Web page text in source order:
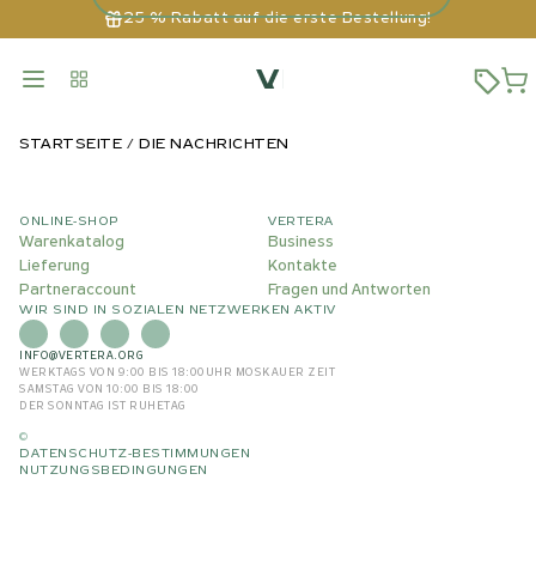
25 % Rabatt auf die erste Bestellung!
STARTSEITE DIE NACHRICHTEN
ONLINE-SHOP
Warenkatalog
Lieferung
Partneraccount
VERTERA
Business
Kontakte
Fragen und Antworten
WIR SIND IN SOZIALEN NETZWERKEN AKTIV
INFO@VERTERA.ORG
WERKTAGS VON 9:00 BIS 18:00 UHR MOSKAUER ZEIT
SAMSTAG VON 10:00 BIS 18:00
DER SONNTAG IST RUHETAG
©
DATENSCHUTZ-BESTIMMUNGEN
NUTZUNGSBEDINGUNGEN